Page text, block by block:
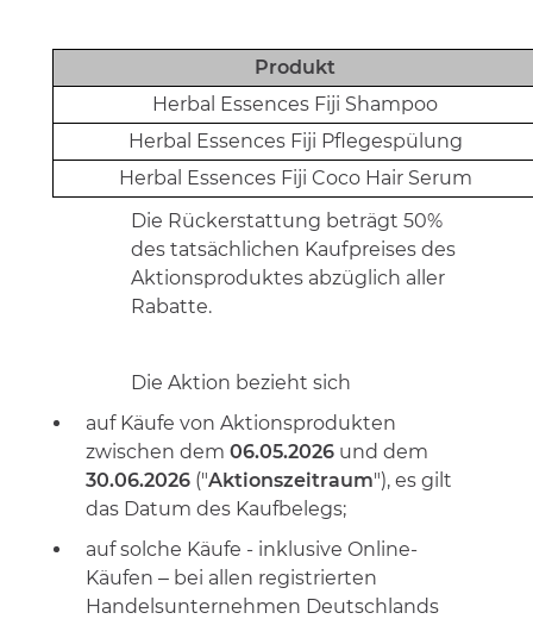
Produkt
Herbal Essences Fiji Shampoo
Herbal Essences Fiji Pflegespülung
Herbal Essences Fiji Coco Hair Serum
Die Rückerstattung beträgt 50%
des tatsächlichen Kaufpreises des
Aktionsproduktes abzüglich aller
Rabatte.
Die Aktion bezieht sich
auf Käufe von Aktionsprodukten
zwischen dem 06.05.2026 und dem
30.06.2026 ("Aktionszeitraum"), es gilt
das Datum des Kaufbelegs;
auf solche Käufe - inklusive Online-
Käufen – bei allen registrierten
Handelsunternehmen Deutschlands